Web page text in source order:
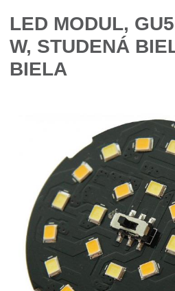
LED MODUL,
W, STUDENÁ
BIELA